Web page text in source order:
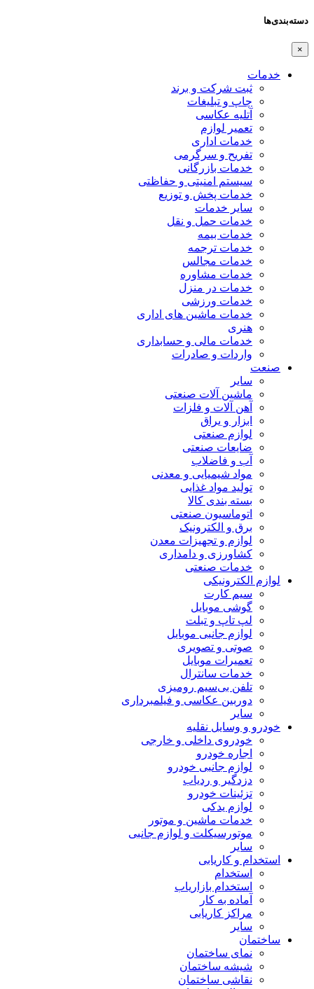
دسته‌بندی‌ها
×
خدمات
ثبت شرکت و برند
چاپ و تبلیغات
آتلیه عکاسی
تعمیر لوازم
خدمات اداری
تفریح و سرگرمی
خدمات بازرگانی
سیستم امنیتی و حفاظتی
خدمات پخش و توزیع
سایر خدمات
خدمات حمل و نقل
خدمات بیمه
خدمات ترجمه
خدمات مجالس
خدمات مشاوره
خدمات در منزل
خدمات ورزشی
خدمات ماشین های اداری
هنری
خدمات مالی و حسابداری
واردات و صادرات
صنعت
سایر
ماشین آلات صنعتی
آهن آلات و فلزات
ابزار و یراق
لوازم صنعتی
ضایعات صنعتی
آب و فاضلاب
مواد شیمیایی و معدنی
تولید مواد غذایی
بسته بندی کالا
اتوماسیون صنعتی
برق و الکترونیک
لوازم و تجهیزات معدن
کشاورزی و دامداری
خدمات صنعتی
لوازم الکترونیکی
سیم کارت
گوشی موبایل
لپ تاپ و تبلت
لوازم جانبی موبایل
صوتی و تصویری
تعمیرات موبایل
خدمات سانترال
تلفن بی‌سیم رومیزی
دوربین عکاسی و فیلمبرداری
سایر
خودرو و وسایل نقلیه
خودروی داخلی و خارجی
اجاره خودرو
لوازم جانبی خودرو
دزدگیر و ردیاب
تزئینات خودرو
لوازم یدکی
خدمات ماشین و موتور
موتورسیکلت و لوازم جانبی
سایر
استخدام و کاریابی
استخدام
استخدام بازاریاب
آماده به کار
مراکز کاریابی
سایر
ساختمان
نمای ساختمان
شیشه ساختمان
نقاشی ساختمان